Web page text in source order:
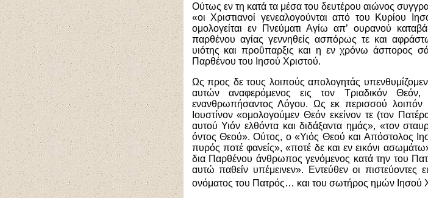
Ούτως εν τη κατά τα μέσα του δευτέρου αιώνος
«οι Χριστιανοί γενεαλογούνται από του Κυρίου
ομολογείται εν Πνεύματι Αγίω απ’ ουρανού
παρθένου αγίας γεννηθείς ασπόρως τε και
υιότης και προΰπαρξις και η εν χρόνω άσπορος
Παρθένου του Ιησού Χριστού.
Ως προς δε τους λοιπούς απολογητάς
αυτών αναφερόμενος εις τον Τριαδικόν
ενανθρωπήσαντος Λόγου. Ως εκ περισσού λοιπόν
Ιουστίνον «ομολογούμεν Θεόν εκείνον τε (τον
αυτού Υιόν ελθόντα και διδάξαντα ημάς», «τον
όντος Θεού». Ούτος, ο «Υιός Θεού και Απόστολος
πυρός ποτέ φανείς», «ποτέ δε και εν εικόνι
δια Παρθένου άνθρωπος γενόμενος κατά την του
αυτώ παθείν υπέμεινεν». Εντεύθεν οι πιστεύοντες
ονόματος του Πατρός… και του σωτήρος ημών Ιησού